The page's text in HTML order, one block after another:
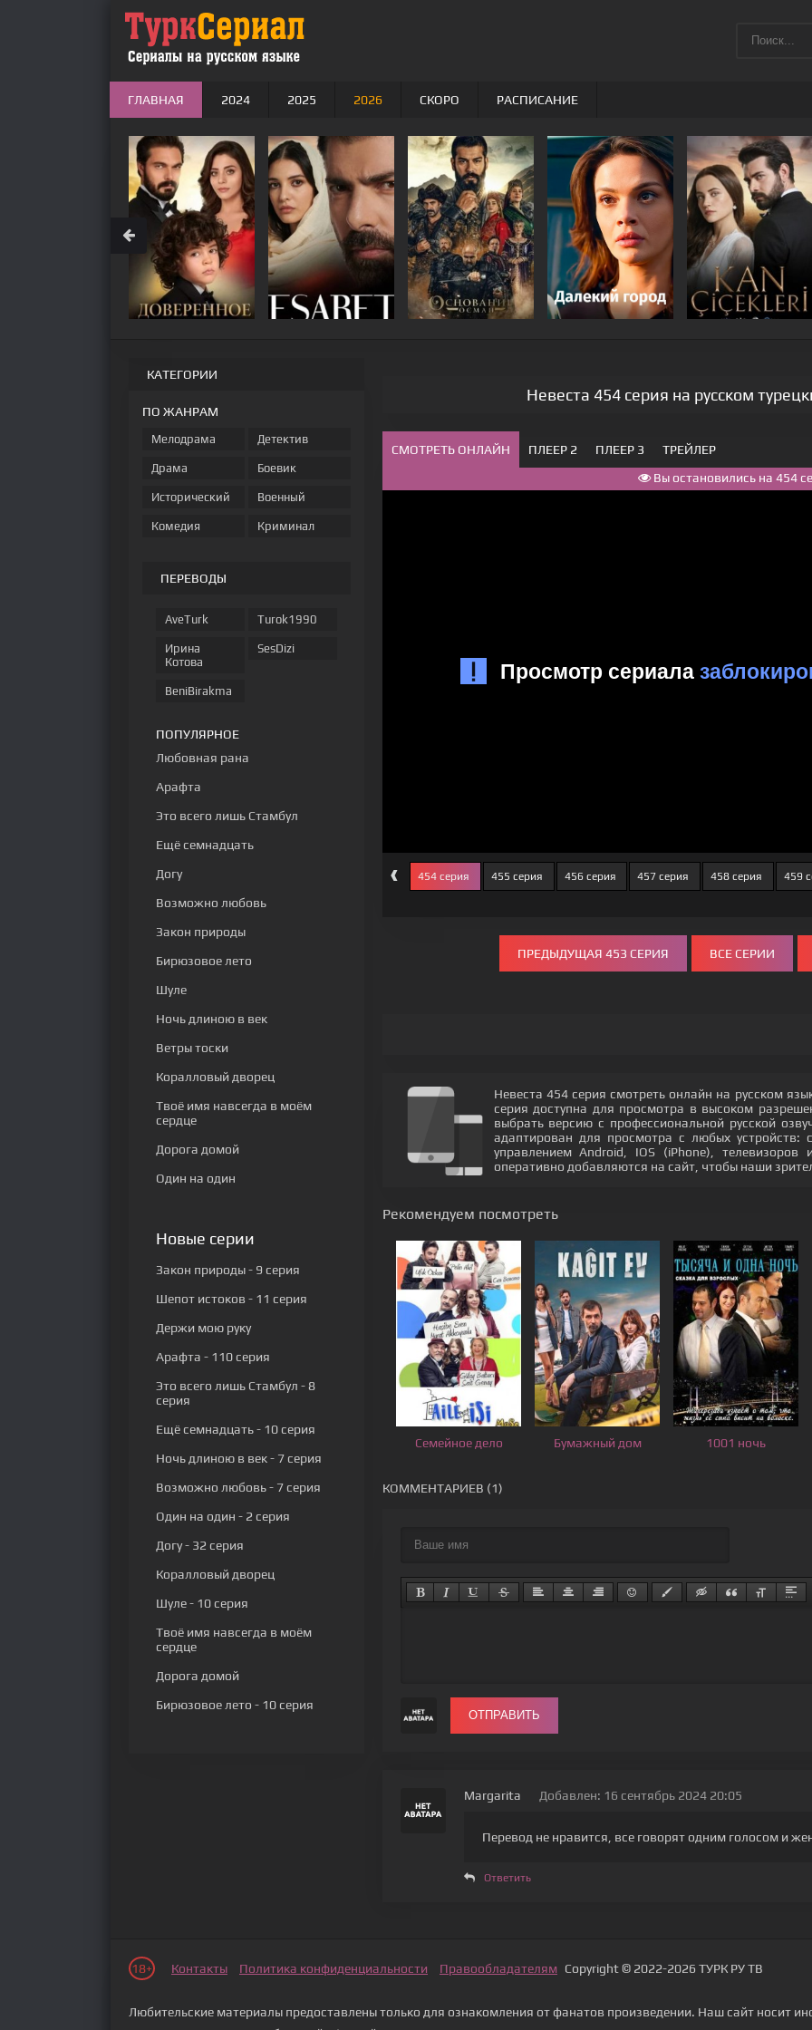
Невеста 454 серия на русском
СМОТРЕТЬ ОНЛАЙН ПЛЕЕР 2 ПЛЕЕР 3
ТРЕЙЛЕР
Вы остановились на 454
‹
450 серия 453 серия 454 серия 455 серия 456 серия 457 серия 458 серия 459
ПРЕДЫДУЩАЯ 453 СЕРИЯ ВСЕ СЕРИИ
Невеста 454 серия смотреть онлайн на русском
серия доступна для просмотра в высоком
выбрать версию с профессиональной русской
адаптирован для просмотра с любых
управлением Android, IOS (iPhone),
оперативно добавляются на сайт, чтобы наши
Рекомендуем посмотреть
Семейное дело Бумажный дом 1001 ночь
КОММЕНТАРИЕВ (1)
ОТПРАВИТЬ
Margarita Добавлен: 16 сентябрь 2024 20:05
Перевод не нравится, все говорят одним голосом и
Ответить
КАТЕГОРИИ
ПО ЖАНРАМ
Мелодрама
Драма
Исторический
Комедия
Детектив
Боевик
Военный
Криминал
ПЕРЕВОДЫ
AveTurk
Ирина
Котова
BeniBirakma
Turok1990
SesDizi
ПОПУЛЯРНОЕ
Любовная рана
Арафта
Это всего лишь Стамбул
Ещё семнадцать
Догу
Возможно любовь
Закон природы
Бирюзовое лето
Шуле
Ночь длиною в век
Ветры тоски
Коралловый дворец
Твоё имя навсегда в моём
сердце
Дорога домой
Один на один
Новые серии
Закон природы- 9 серия
Шепот истоков - 11 серия
Держи мою руку
Арафта - 110 серия
Это всего лишь Стамбул - 8
серия
Ещё семнадцать- 10 серия
Ночь длиною в век- 7 серия
Возможно любовь- 7 серия
Один на один - 2 серия
Догу- 32 серия
Коралловый дворец
Шуле- 10 серия
Твоё имя навсегда в моём
сердце
Дорога домой
Бирюзовое лето - 10 серия
ГЛАВНАЯ 2024 2025 2026 СКОРО РАСПИСАНИЕ
18+ Контакты Политика конфиденциальности Правообладателям Copyright © 2022-2026 ТУРК РУ ТВ
Любительские материалы предоставлены только для ознакомления от фанатов произведении. Наш сайт носит